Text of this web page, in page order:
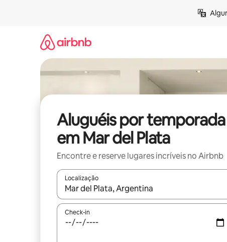
Aluguéis por temporada
em Mar del Plata
Encontre e reserve lugares incríveis no Airbnb
Localização
Quando os resultados estiverem disponíveis,
Check-in